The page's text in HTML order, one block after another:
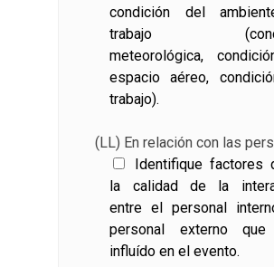
condición del
trabajo
meteorológica,
espacio aéreo,
trabajo).
(LL) En relación con las
Identifique factores
la calidad de la
entre el personal
personal externo que
influído en el evento.